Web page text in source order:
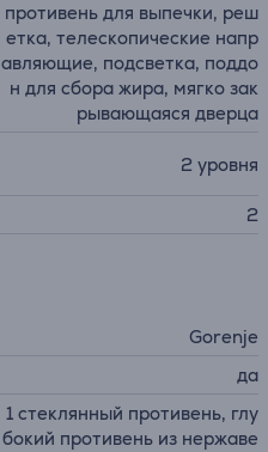
противень для выпечки, реш
етка, телескопические напр
авляющие, подсветка, поддо
н для сбора жира, мягко зак
рывающаяся дверца
2 уровня
2
Gorenje
да
1 стеклянный противень, глу
бокий противень из нержаве